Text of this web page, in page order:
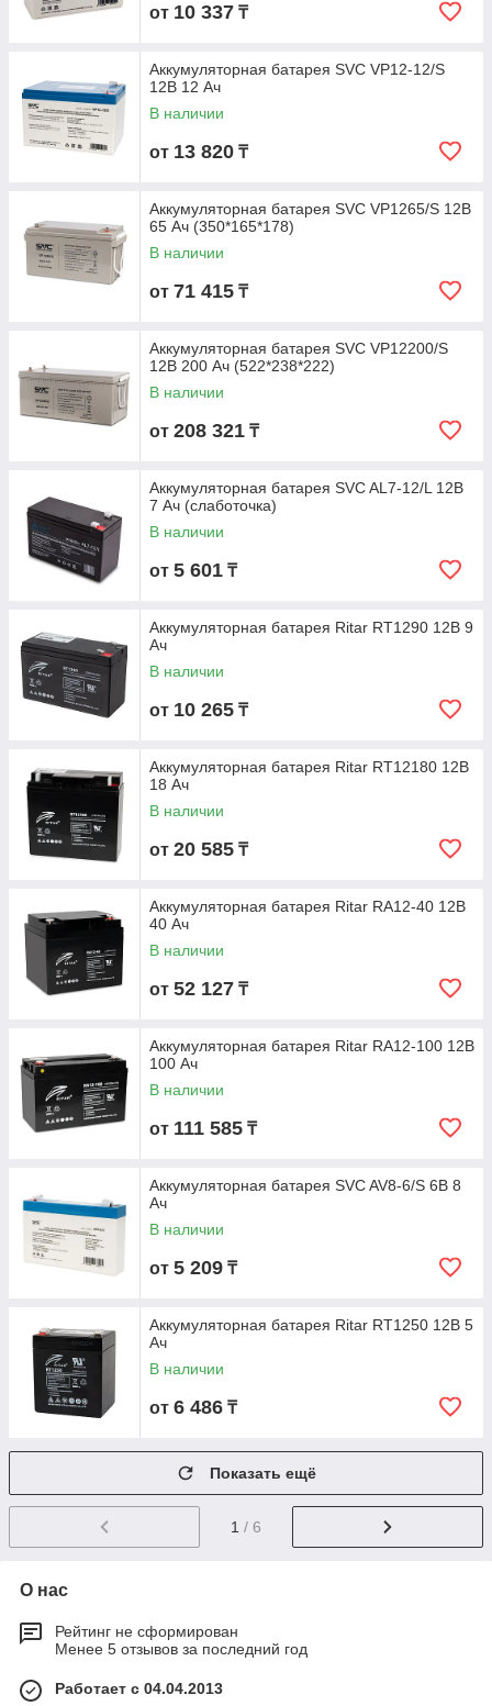
от 10 337 ₸
Аккумуляторная батарея SVC VP12-12/S
12В 12 Ач
В наличии
от 13 820 ₸
Аккумуляторная батарея SVC VP1265/S 12В
65 Ач (350*165*178)
В наличии
от 71 415 ₸
Аккумуляторная батарея SVC VP12200/S
12В 200 Ач (522*238*222)
В наличии
от 208 321 ₸
Аккумуляторная батарея SVC AL7-12/L 12В
7 Ач (слаботочка)
В наличии
от 5 601 ₸
Аккумуляторная батарея Ritar RT1290 12В 9
Ач
В наличии
от 10 265 ₸
Аккумуляторная батарея Ritar RT12180 12В
18 Ач
В наличии
от 20 585 ₸
Аккумуляторная батарея Ritar RA12-40 12В
40 Ач
В наличии
от 52 127 ₸
Аккумуляторная батарея Ritar RA12-100 12В
100 Ач
В наличии
от 111 585 ₸
Аккумуляторная батарея SVC AV8-6/S 6В 8
Ач
В наличии
от 5 209 ₸
Аккумуляторная батарея Ritar RT1250 12В 5
Ач
В наличии
от 6 486 ₸
Показать ещё
1 / 6
О нас
Рейтинг не сформирован
Менее 5 отзывов за последний год
Работает с 04.04.2013